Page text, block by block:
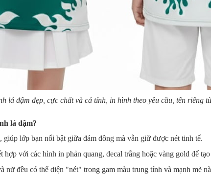
lá đậm đẹp, cực chất và cá tính, in hình theo yêu cầu, tên riêng
lá đậm?
giúp lớp bạn nổi bật giữa đám đông mà vẫn giữ được nét tinh tế.
hợp với các hình in phản quang, decal trắng hoặc vàng gold để
nữ đều có thể diện "nét" trong gam màu trung tính và mạnh mẽ